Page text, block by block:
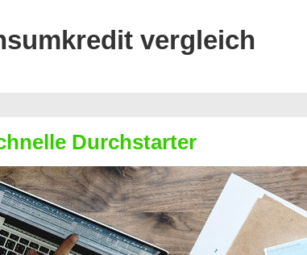
vergleich
Durchstarter